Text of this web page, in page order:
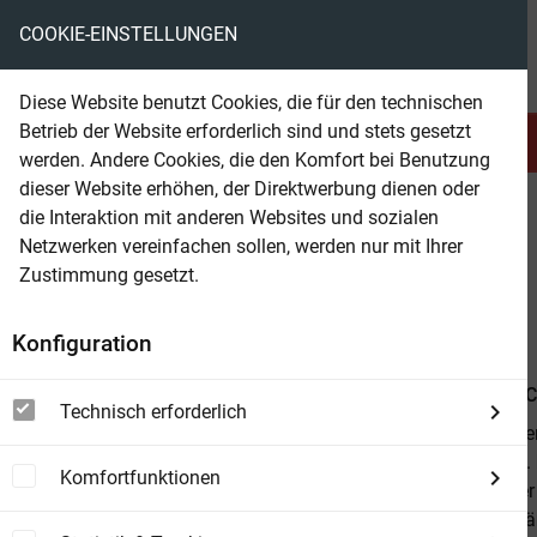
Serien & Abo Belletristik
beam Belletristik Romane & Erzählungen
Beam Shop
Bed and breakfast
Elias J.
Sechs
wirklich
Roadtrip
COOKIE-EINSTELLUNGEN
Diese Website benutzt Cookies, die für den technischen
Betrieb der Website erforderlich sind und stets gesetzt
werden. Andere Cookies, die den Komfort bei Benutzung
dieser Website erhöhen, der Direktwerbung dienen oder
die Interaktion mit anderen Websites und sozialen
Netzwerken vereinfachen sollen, werden nur mit Ihrer
Zustimmung gesetzt.
Konfiguration
Technisch erforderlich
Komfortfunktionen